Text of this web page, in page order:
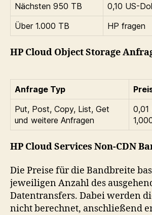
Nächsten 950 TB
0,10 US-
Über 1.000 TB
HP fragen
HP Cloud Object Storage
Anfrage Typ
Put, Post, Copy, List, Get
und weitere Anfragen
0,01
HP Cloud Services Non-CDN
Die Preise für die Bandbreite
jeweiligen Anzahl des
Datentransfers. Dabei werden
nicht berechnet, anschließend